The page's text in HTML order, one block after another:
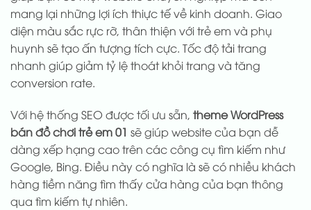
mang lại những lợi ích thiực tế về kinh doanh. Giao
diện màu sắc rực rỡ, thân thiện với trẻ em và phụ
huynh sẽ tạo ấn tượng tích cực. Tốc độ tải trang
nhanh giúp giảm tỷ lệ thoát khỏi trang và tăng
conversion rate.
Với hệ thống SEO được tối ưu sẵn, theme WordPress
bán đồ chơi trẻ em 01 sẽ giúp website của bạn dễ
dàng xếp hạng cao trên các công cụ tìm kiếm như
Google, Bing. Điều này có nghĩa là sẽ có nhiều khách
hàng tiềm năng tìm thấy cửa hàng của bạn thông
qua tìm kiếm tự nhiên.